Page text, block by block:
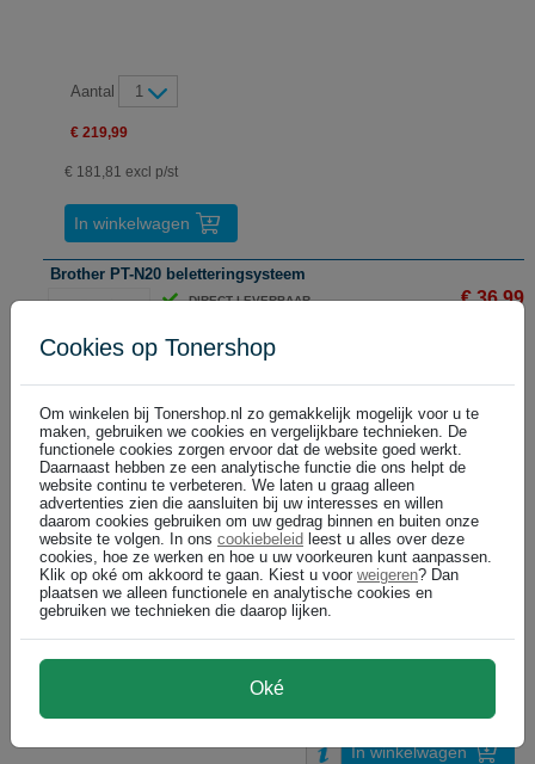
Aantal 1
€ 219,99
€ 181,81 excl p/st
In winkelwagen
Brother PT-N20 beletteringsysteem
DIRECT LEVERBAAR € 36,99
Brother QL-1110NWBc professionele labelprinter
DIRECT LEVERBAAR € 249,99
In winkelwagen
In winkelwagen
Cookies op Tonershop
Om winkelen bij Tonershop.nl zo gemakkelijk mogelijk voor u te
maken, gebruiken we cookies en vergelijkbare technieken. De
functionele cookies zorgen ervoor dat de website goed werkt.
Daarnaast hebben ze een analytische functie die ons helpt de
website continu te verbeteren. We laten u graag alleen
advertenties zien die aansluiten bij uw interesses en willen
daarom cookies gebruiken om uw gedrag binnen en buiten onze
website te volgen. In ons cookiebeleid leest u alles over deze
cookies, hoe ze werken en hoe u uw voorkeuren kunt aanpassen.
Klik op oké om akkoord te gaan. Kiest u voor weigeren? Dan
plaatsen we alleen functionele en analytische cookies en
gebruiken we technieken die daarop lijken.
Oké